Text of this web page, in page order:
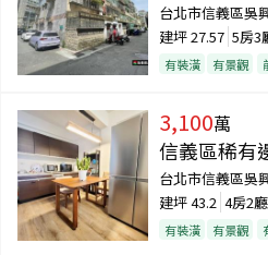
台北市信義區吳
建坪27.57 5房3
有裝潢 有景觀
3,100萬
信義區稀有
台北市信義區吳
建坪43.2 4房2廳
有裝潢 有景觀